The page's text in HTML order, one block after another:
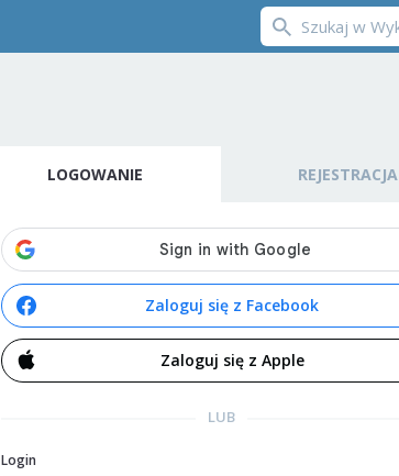
LOGOWANIE REJESTRACJA
Zaloguj się z Facebook
Zaloguj się z Apple
LUB
Login